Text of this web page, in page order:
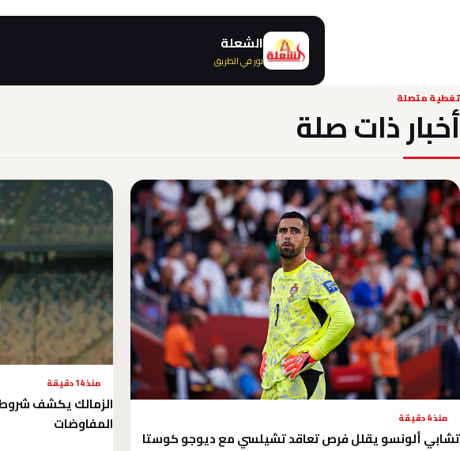
الشعلة
نور في الطريق
تغطية متصلة
أخبار ذات صلة
منذ 4 دقيقة
تشابي ألونسو يقلل فرص تعاقد تشيلسي مع ديوجو كوستا
منذ 14 دقيقة
الزمالك يكشف
المفاوضات